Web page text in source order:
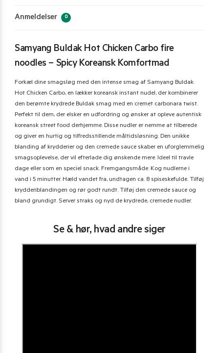
Anmeldelser 0
Samyang Buldak Hot Chicken Carbo fire
noodles – Spicy Koreansk Komfortmad
Forkæl dine smagsløg med den intense smag af Samyang Buldak
Hot Chicken Carbo, en lækker koreansk instant nudel, der kombinerer
den berømte krydrede Buldak smag med en cremet carbonara twist.
Perfekt til dem, der elsker en udfordring og ønsker at opleve autentisk
koreansk street food derhjemme. Disse nudler er nemme at tilberede
og giver en hurtig og tilfredsstillende måltidsløsning. Den unikke
blanding af krydderier og den cremede sauce skaber en uforglemmelig
smagsoplevelse, der vil efterlade dig ønskende mere. Ideel til travle
dage eller som en speciel snack. Fremgangsmåde: Kog nudlerne i
vand i 5 minutter. Hæld vandet fra, undtagen ca. 8 spiseskefulde. Tilføj
krydderiblandingen og rør godt rundt. Tilføj den cremede sauce og
bland grundigt. Server straks og nyd de krydrede, cremede nudler.
Se & hør, hvad andre siger